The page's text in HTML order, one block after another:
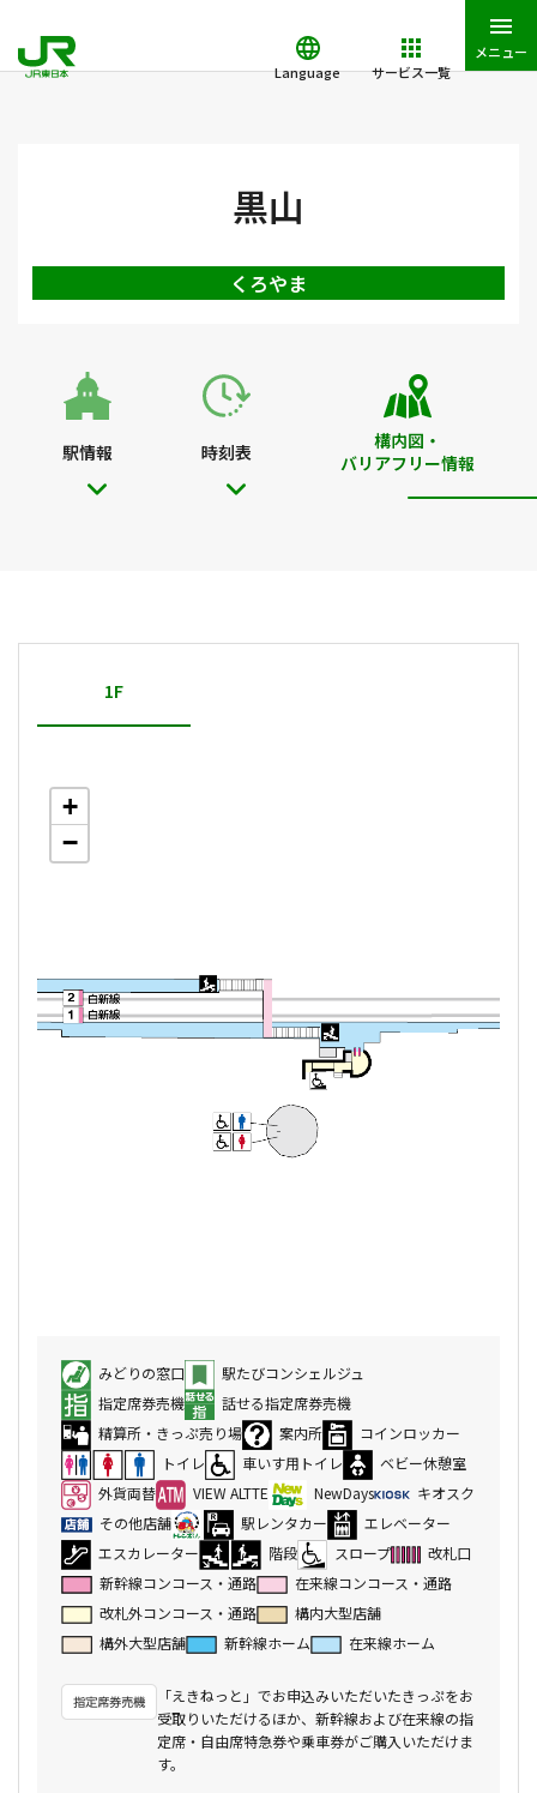
Language サービス一覧
メニュー
黒山
くろやま
駅情報 時刻表
構内図・
バリアフリー情報
1F
+
−
みどりの窓口
駅たびコンシェルジュ
指定席券売機
話せる指定席券売機
精算所・きっぷ売り場
案内所
コインロッカー
トイレ
車いす用トイレ
ベビー休憩室
外貨両替
VIEW ALTTE NewDays
キオスク
その他店舗
駅レンタカー
エレベーター
エスカレーター
階段 スロープ
改札口
新幹線コンコース・通路
在来線コンコース・通路
改札外コンコース・通路
構内大型店舗
構外大型店舗
新幹線ホーム 在来線ホーム
「えきねっと」でお申込みいただいたきっぷをお
受取りいただけるほか、新幹線および在来線の指
定席・自由席特急券や乗車券がご購入いただけま
す。